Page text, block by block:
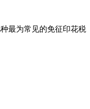
最为常见的免征印花税